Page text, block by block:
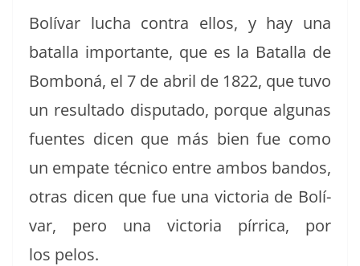
Bolí­var lucha con­tra ellos, y hay una
batal­la impor­tante, que es la Batal­la de
Bom­boná, el 7 de abril de 1822, que tuvo
un resul­ta­do dis­puta­do, porque algu­nas
fuentes dicen que más bien fue como
un empate téc­ni­co entre ambos ban­dos,
otras dicen que fue una vic­to­ria de Bolí­
var, pero una vic­to­ria pír­ri­ca, por
los pelos.